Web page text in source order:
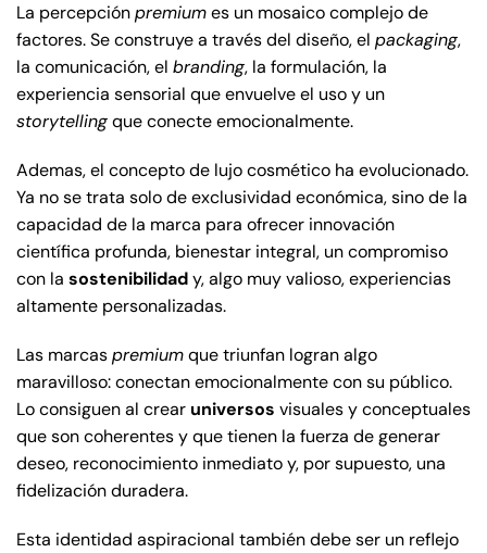
La percepciónpremiumes un mosaico complejo de
factores. Se construye a través del diseño, el packaging,
la comunicación, el branding, la formulación, la
experiencia sensorial que envuelve el uso y un
storytellingque conecte emocionalmente.
Ademas, el concepto de lujo cosmético ha evolucionado.
Ya no se trata solo de exclusividad económica, sino de la
capacidad de la marca para ofrecer innovación
científica profunda, bienestar integral, un compromiso
con la sostenibilidady, algo muy valioso, experiencias
altamente personalizadas.
Las marcaspremiumque triunfan logran algo
maravilloso: conectan emocionalmente con su público.
Lo consiguen al crear universos visuales y conceptuales
que son coherentes y que tienen la fuerza de generar
deseo, reconocimiento inmediato y, por supuesto, una
fidelización duradera.
Esta identidad aspiracional también debe ser un reflejo